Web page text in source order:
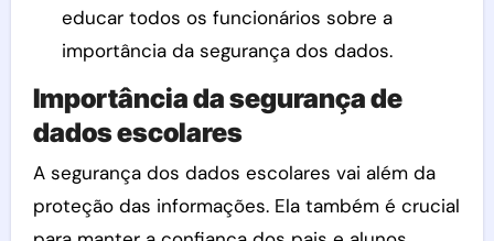
educar todos os funcionários sobre a
importância da segurança dos dados.
Importância da segurança de
dados escolares
A segurança dos dados escolares vai além da
proteção das informações. Ela também é crucial